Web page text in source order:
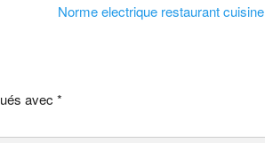
Norme electrique restaurant cuisine
avec *